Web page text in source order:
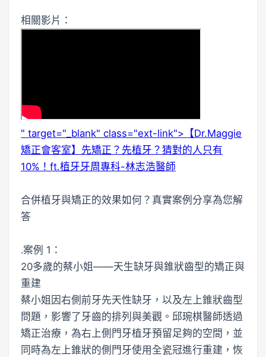
相關影片：
" target="_blank" class="ext-link">【Dr.Maggie
矯正會客室】先矯正？先植牙？猜對的人只有
10%！ft.植牙牙周專科-林志浩醫師
合併植牙與矯正的效果如何？真實案例分享為您解
答
․案例 1：
20多歲的蔡小姐——天生缺牙與錐狀齒型的矯正與
重建
蔡小姐因右側前牙先天性缺牙，以及左上錐狀齒型
問題，影響了牙齒的排列與美觀。邱琬棋醫師透過
矯正治療，為右上側門牙植牙預留足夠的空間，並
同時為左上錐狀的側門牙使用全瓷冠進行重建，恢